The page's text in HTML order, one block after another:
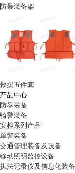
防暴装备架
救援五件套
产品中心
防暴装备
骑警装备
安检系列产品
单警装备
交通管理装备及设备
移动照明监控设备
执法记录仪及信息化装备